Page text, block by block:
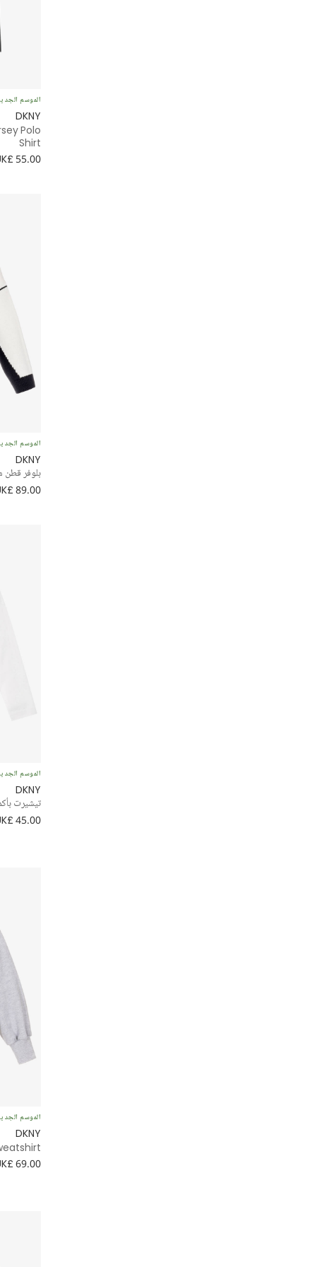
الموسم
DKNY
Polo
Shirt
55.00
الموسم
DKNY
بلوفر قطن
89.00
الموسم
DKNY
تيشيرت
45.00
الموسم
DKNY
69.00